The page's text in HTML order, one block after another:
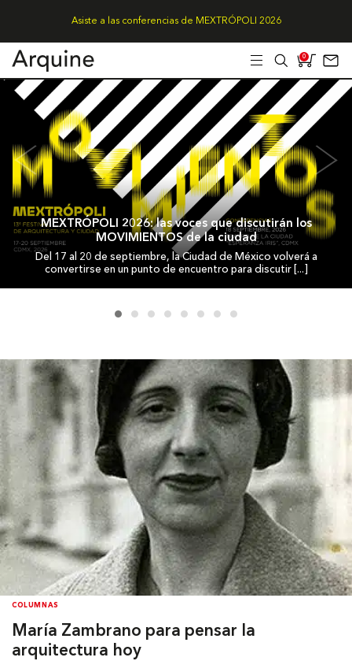
Asiste a las conferencias de MEXTRÓPOLI 2026
0
MEXTRÓPOLI 2026: las voces que discutirán los
MOVIMIENTOS de la ciudad
Del 17 al 20 de septiembre, la Ciudad de México volverá a
convertirse en un punto de encuentro para discutir [...]
COLUMNAS
María Zambrano para pensar la
arquitectura hoy